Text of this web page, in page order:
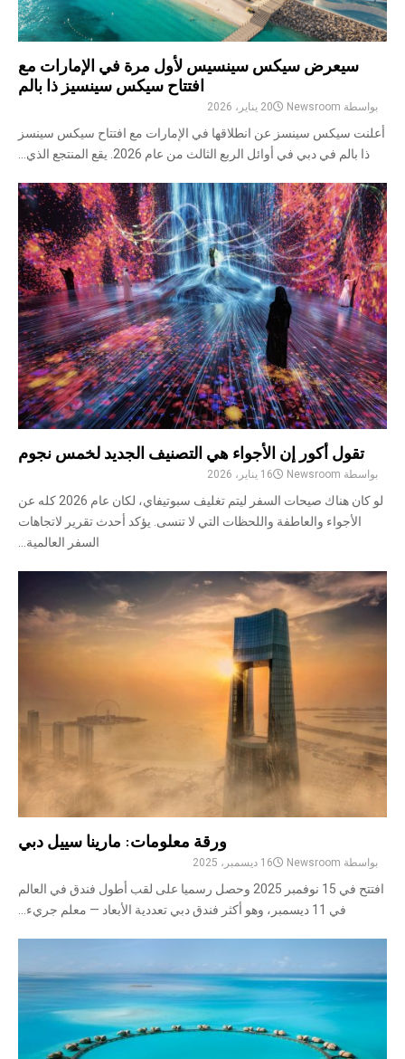
سيعرض سيكس سينسيس لأول مرة في الإمارات مع
افتتاح سيكس سينسيز ذا بالم
بواسطة Newsroom 20 يناير، 2026
أعلنت سيكس سينسز عن انطلاقها في الإمارات مع افتتاح سيكس سينسز
ذا بالم في دبي في أوائل الربع الثالث من عام 2026. يقع المنتجع الذي...
تقول أكور إن الأجواء هي التصنيف الجديد لخمس نجوم
بواسطة Newsroom 16 يناير، 2026
لو كان هناك صيحات السفر ليتم تغليف سبوتيفاي، لكان عام 2026 كله عن
الأجواء والعاطفة واللحظات التي لا تنسى. يؤكد أحدث تقرير لاتجاهات
السفر العالمية...
ورقة معلومات: مارينا سييل دبي
بواسطة Newsroom 16 ديسمبر، 2025
افتتح في 15 نوفمبر 2025 وحصل رسميا على لقب أطول فندق في العالم
في 11 ديسمبر، وهو أكثر فندق دبي تعددية الأبعاد — معلم جريء...